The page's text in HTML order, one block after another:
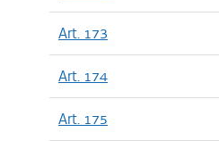
Art. 173
Art. 174
Art. 175